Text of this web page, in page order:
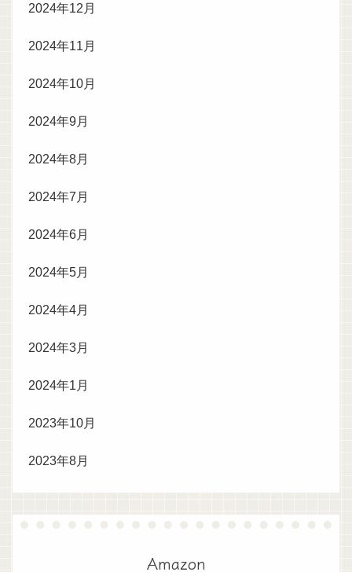
2024年12月
2024年11月
2024年10月
2024年9月
2024年8月
2024年7月
2024年6月
2024年5月
2024年4月
2024年3月
2024年1月
2023年10月
2023年8月
Amazon